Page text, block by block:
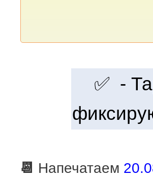
✅ -
📆 Напечатаем